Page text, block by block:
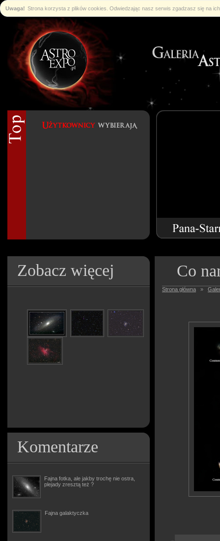
Uwaga! Strona korzysta z plików cookies. Odwiedzając nasz serwis zgadzasz się na
Zobacz więcej
Komentarze
Fajna fotka, ale jakby trochę nie ostra,
plejady zresztą też ?
Fajna galaktyczka
Co
Strona główna »